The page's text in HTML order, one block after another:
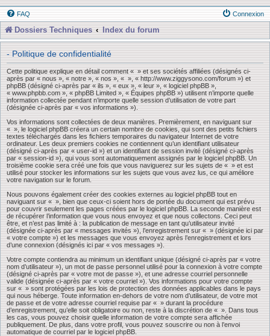
FAQ Connexion
Dossiers Techniques Index du forum
- Politique de confidentialité
Cette politique explique en détail comment « » et ses sociétés affiliées (désignés ci-
après par « nous », « notre », « nos », « », « http://www.ziggysono.com/forum ») et
phpBB (désigné ci-après par « ils », « eux », « leur », « logiciel phpBB »,
« www.phpbb.com », « phpBB Limited », « Équipes phpBB ») utilisent n’importe quelle
information collectée pendant n’importe quelle session d’utilisation de votre part
(désignée ci-après par « vos informations »).
Vos informations sont collectées de deux manières. Premièrement, en naviguant sur
« », le logiciel phpBB créera un certain nombre de cookies, qui sont des petits fichiers
textes téléchargés dans les fichiers temporaires du navigateur Internet de votre
ordinateur. Les deux premiers cookies ne contiennent qu’un identifiant utilisateur
(désigné ci-après par « user-id ») et un identifiant de session invité (désigné ci-après
par « session-id »), qui vous sont automatiquement assignés par le logiciel phpBB. Un
troisième cookie sera créé une fois que vous naviguerez sur les sujets de « » et est
utilisé pour stocker les informations sur les sujets que vous avez lus, ce qui améliore
votre navigation sur le forum.
Nous pouvons également créer des cookies externes au logiciel phpBB tout en
naviguant sur « », bien que ceux-ci soient hors de portée du document qui est prévu
pour couvrir seulement les pages créées par le logiciel phpBB. La seconde manière est
de récupérer l’information que vous nous envoyez et que nous collectons. Ceci peut
être, et n’est pas limité à : la publication de message en tant qu’utilisateur invité
(désignée ci-après par « messages invités »), l’enregistrement sur « » (désignée ici par
« votre compte ») et les messages que vous envoyez après l’enregistrement et lors
d’une connexion (désignés ici par « vos messages »).
Votre compte contiendra au minimum un identifiant unique (désigné ci-après par « votre
nom d’utilisateur »), un mot de passe personnel utilisé pour la connexion à votre compte
(désigné ci-après par « votre mot de passe »), et une adresse courriel personnelle
valide (désignée ci-après par « votre courriel »). Vos informations pour votre compte
sur « » sont protégées par les lois de protection des données applicables dans le pays
qui nous héberge. Toute information en-dehors de votre nom d’utilisateur, de votre mot
de passe et de votre adresse courriel requise par « » durant la procédure
d’enregistrement, qu’elle soit obligatoire ou non, reste à la discrétion de « ». Dans tous
les cas, vous pouvez choisir quelle information de votre compte sera affichée
publiquement. De plus, dans votre profil, vous pouvez souscrire ou non à l’envoi
automatique de courriel par le logiciel phpBB.